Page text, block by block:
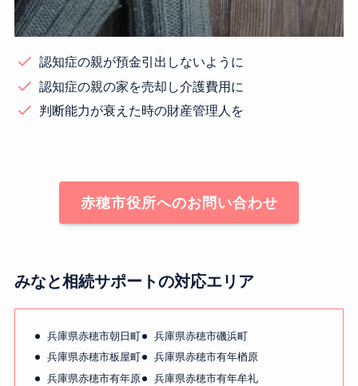
認知症の親が預金引出しないように
認知症の親の家を売却し介護費用に
判断能力が衰えた時の財産管理人を
赤穂市役所へのお問い合わせ
みなと相続サポートの対応エリア
兵庫県赤穂市朝日町
兵庫県赤穂市磯浜町
兵庫県赤穂市板屋町
兵庫県赤穂市有年楢原
兵庫県赤穂市有年原
兵庫県赤穂市有年牟礼